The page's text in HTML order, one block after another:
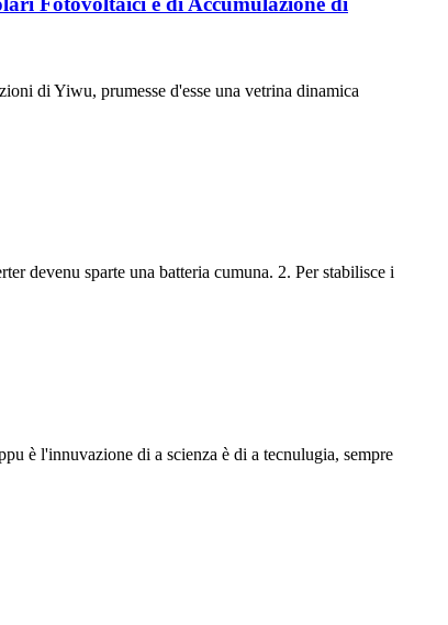
di Yiwu, prumesse d'esse una vetrina dinamica
devenu sparte una batteria cumuna. 2. Per stabilisce i
l'innuvazione di a scienza è di a tecnulugia, sempre